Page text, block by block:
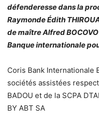
défenderesse dans la
Raymonde Édith
de maître Alfred
Banque internationale
Coris Bank Internationale
sociétés assistées
BADOU et de la SCPA
BY ABT SA